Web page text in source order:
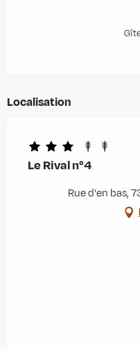
Localisation
Le Rival n°4
Rue d'en bas,